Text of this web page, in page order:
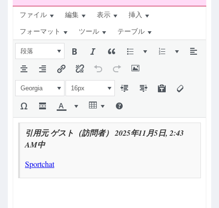
ファイル 編集 表示 挿入
フォーマット ツール テーブル
段落
Georgia 16px